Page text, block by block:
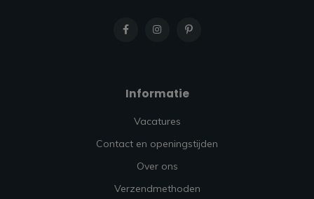
Informatie
Vacatures
Contact en openingstijden
Over ons
Verzendmethoden